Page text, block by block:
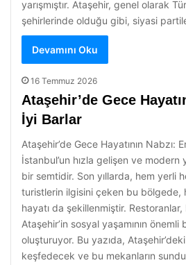
yarışmıştır. Ataşehir, genel olarak
şehirlerinde olduğu gibi, siyasi
Devamını Oku
16 Temmuz 2026
Ataşehir’de Gece
İyi Barlar
Ataşehir’de Gece Hayatının Nabzı:
İstanbul’un hızla gelişen ve
bir semtidir. Son yıllarda, hem yerli
turistlerin ilgisini çeken bu bölgede,
hayatı da şekillenmiştir.
Ataşehir’in sosyal yaşamının önemli
oluşturuyor. Bu yazıda,
keşfedecek ve bu mekanların